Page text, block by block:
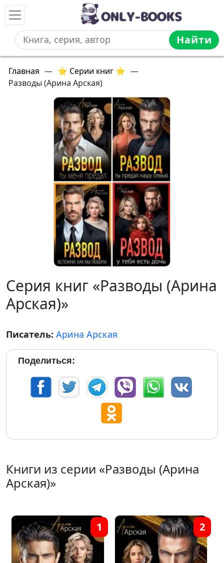
Найти
Главная — ⭐ Серии книг ⭐ —
Разводы (Арина Арская)
Серия книг «Разводы (Арина
Арская)»
Писатель: Арина Арская
Поделиться:
Книги из серии «Разводы (Арина
Арская)»
1 2